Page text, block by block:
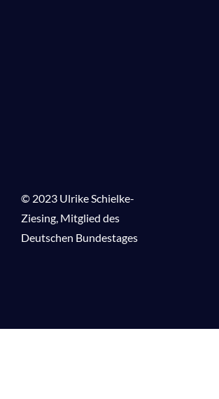
© 2023 Ulrike Schielke-
Ziesing, Mitglied des
Deutschen Bundestages